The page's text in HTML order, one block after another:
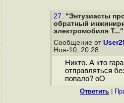
27. "Энтузиасты
обратный
электромобиля T..."
Сообщение от
Ноя-10, 20:28
Никто. А кто
отправляться
попало? oO
Ответить